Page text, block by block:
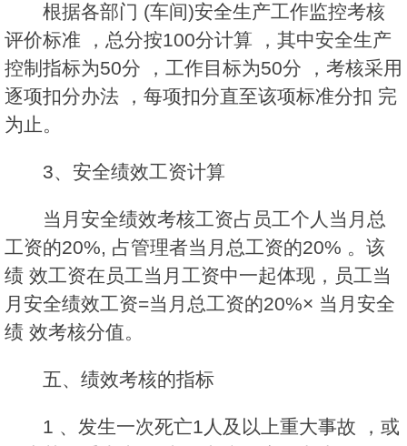
根据各部门 (车间)安全生产工作监控考核
评价标准 ，总分按100分计算 ，其中安全生产
控制指标为50分 ，工作目标为50分 ，考核采用
逐项扣分办法 ，每项扣分直至该项标准分扣 完
为止。
3、安全绩效工资计算
当月安全绩效考核工资占员工个人当月总
工资的20%, 占管理者当月总工资的20% 。该
绩 效工资在员工当月工资中一起体现，员工当
月安全绩效工资=当月总工资的20%× 当月安全
绩 效考核分值。
五、绩效考核的指标
1 、发生一次死亡1人及以上重大事故 ，或